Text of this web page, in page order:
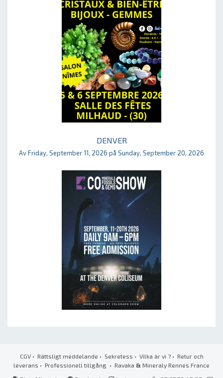
DENVER
Av Friday, September 11, 2026 på Sunday, September 20, 2026
CGV• Rättsligt meddelande • Sekretess • Vilka är vi ?• Retur och
leverans • Professionell tillgång • Ravaka & Mineraly Rennes France